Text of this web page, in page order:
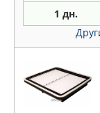
1 дн.